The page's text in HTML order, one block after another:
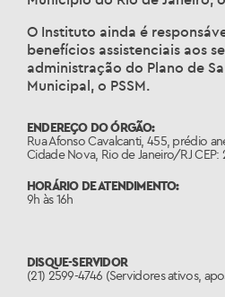
O Instituto ainda é
benefícios assistenciais aos
administração do Plano de
Municipal, o PSSM.
ENDEREÇO DO ÓRGÃO:
Rua Afonso Cavalcanti, 455, prédio
Cidade Nova, Rio de Janeiro/RJ CEP:
HORÁRIO DE ATENDIMENTO:
9h às 16h
DISQUE-SERVIDOR
(21) 2599-4746 (Servidores ativos,